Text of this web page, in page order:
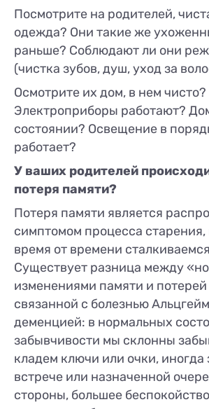
Посмотрите на родителей,
одежда? Они такие же
раньше? Соблюдают ли они
(чистка зубов, душ, уход за
Осмотрите их дом, в нем чисто?
Электроприборы работают?
состоянии? Освещение в
работает?
У ваших родителей
потеря памяти?
Потеря памяти является
симптомом процесса
время от времени
Существует разница между
изменениями памяти и
связанной с болезнью
деменцией: в нормальных
забывчивости мы склонны
кладем ключи или очки, иногда
встрече или назначенной
стороны, большее